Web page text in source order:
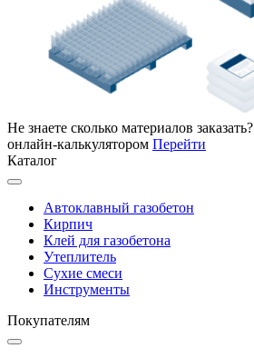
Не знаете сколько материалов заказать?
онлайн-калькулятором Перейти
Каталог
Автоклавный газобетон
Кирпич
Клей для газобетона
Утеплитель
Сухие смеси
Инструменты
Покупателям